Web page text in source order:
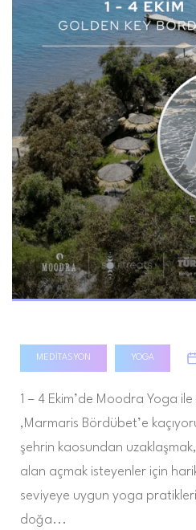
MEDITASYON YOGA
1 – 4 Ekim’de Moodra Yoga
,Marmaris Bördübet’e
şehrin kaosundan
alan açmak isteyenler için
seviyeye uygun yoga
doğa...